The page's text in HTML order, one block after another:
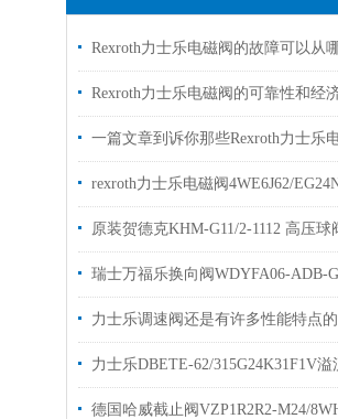
力士乐调速阀还是有许多性能特点的